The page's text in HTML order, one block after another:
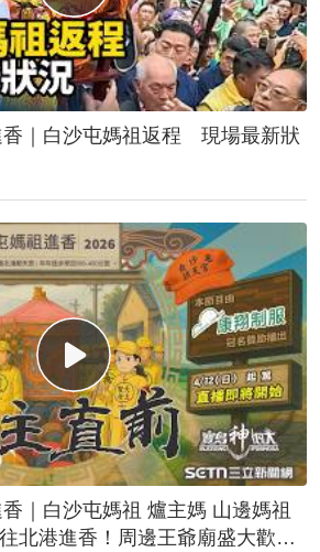
香｜白沙屯媽祖返程 現場最新狀
｜白沙屯媽祖 爐主媽 山邊媽祖
北港進香！周邊王爺廟盛大歡